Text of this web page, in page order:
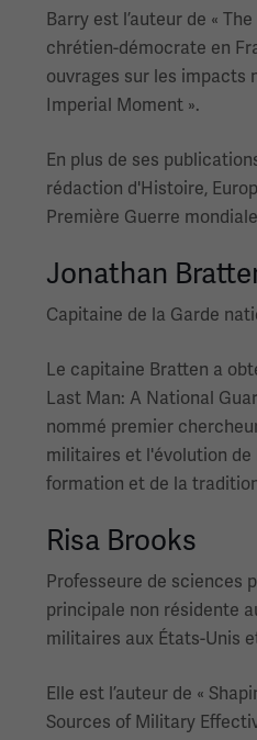
Barry est l’auteur de «
chrétien-démocrate en
ouvrages sur les impacts
Imperial Moment ».
En plus de ses
rédaction d'Histoire,
Première Guerre
Jonathan
Capitaine de la Garde
Le capitaine Bratten a
Last Man: A National
nommé premier
militaires et l'évolution de
formation et de la
Risa Brooks
Professeure de sciences
principale non résidente
militaires aux États-Unis
Elle est l’auteur de «
Sources of Military